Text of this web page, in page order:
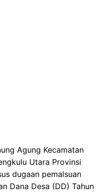
Agung Kecamatan
Utara Provinsi
dugaan pemalsuan
Dana Desa (DD) Tahun